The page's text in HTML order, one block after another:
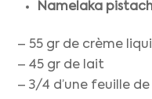
Namelaka
– 55 gr de crème
– 45 gr de lait
– 3/4 d’une feuille